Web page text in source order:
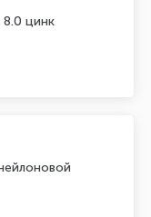
цинк